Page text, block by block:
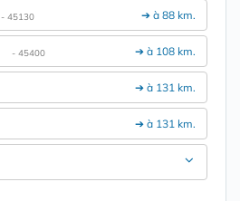
➔ à 88 km.
- 45130
➔ à 108 km.
- 45400
➔ à 131 km.
➔ à 131 km.